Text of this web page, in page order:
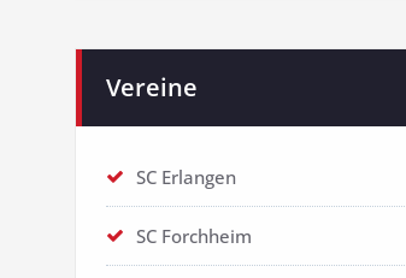
Vereine
SC Erlangen
SC Forchheim